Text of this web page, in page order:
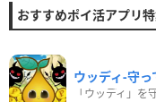
おすすめポイ活アプリ
ウッディ‐守
「ウッディ」を